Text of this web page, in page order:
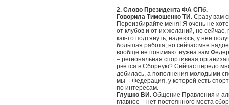
2. Слово Президента ФА СПб.
Говорила Тимошенко ТИ. Сразу вам
Переизбирайте меня! Я очень не
от клубов и от их желаний, но
как-то подтянуть, надеюсь, у неё
большая работа, но сейчас мне
вообще не понимаю: нужна вам
– региональная спортивная
рвётся в Сборную? Сейчас передо
добилась, а пополнения молодыми
мы – Федерация, у которой есть
по интересам.
Глушко ВИ. Общение Правления и
главное – нет постоянного места